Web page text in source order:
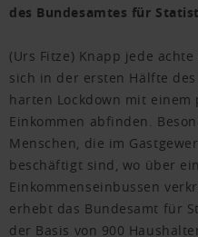
des Bundesamtes für
(Urs Fitze) Knapp jede
sich in der ersten Hälfte
harten Lockdown mit
Einkommen abfinden.
Menschen, die im
beschäftigt sind, wo über
Einkommenseinbussen
erhebt das Bundesamt für
der Basis von 900